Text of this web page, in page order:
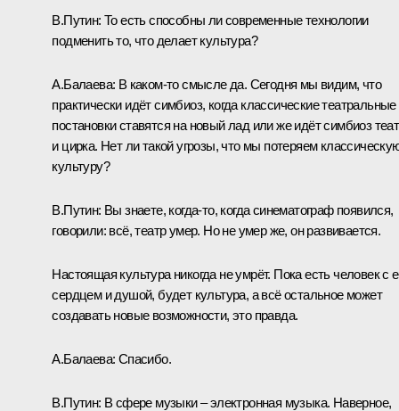
В.Путин: То есть способны ли современные технологии
подменить то, что делает культура?
А.Балаева: В каком-то смысле да. Сегодня мы видим, что
практически идёт симбиоз, когда классические театральные
постановки ставятся на новый лад или же идёт симбиоз
и цирка. Нет ли такой угрозы, что мы потеряем
культуру?
В.Путин: Вы знаете, когда-то, когда синематограф появился,
говорили: всё, театр умер. Но не умер же, он развивается.
Настоящая культура никогда не умрёт. Пока есть человек с
сердцем и душой, будет культура, а всё остальное может
создавать новые возможности, это правда.
А.Балаева: Спасибо.
В.Путин: В сфере музыки – электронная музыка. Наверное,